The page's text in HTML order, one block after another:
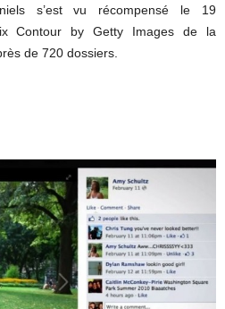
s’est vu récompensé le 19
Contour by Getty Images de la
de 720 dossiers.